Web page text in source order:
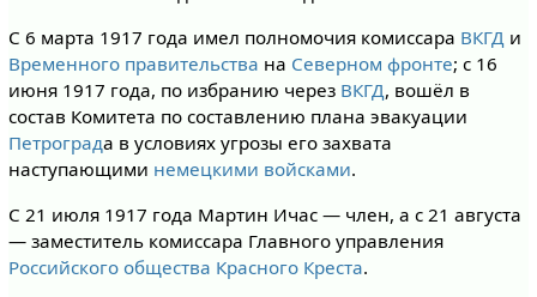
С 6 марта 1917 года имел полномочия комиссара ВКГДи
Временного правительства на Северном фронте; с 16
июня 1917 года, по избранию через ВКГД, вошёл в
состав Комитета по составлению плана эвакуации
Петрограда в условиях угрозы его захвата
наступающими немецкими войсками.
С 21 июля 1917 года Мартин Ичас — член, а с 21 августа
— заместитель комиссара Главного управления
Российского общества Красного Креста.